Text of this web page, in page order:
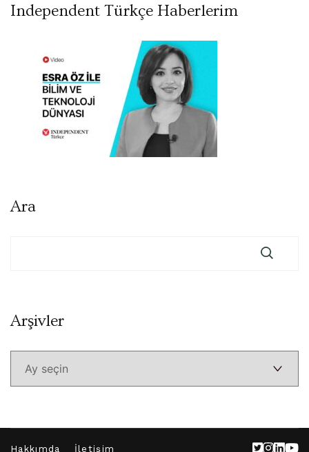
Independent Türkçe Haberlerim
Ara
ArşivlerArşivler
Hakkımda İletişim